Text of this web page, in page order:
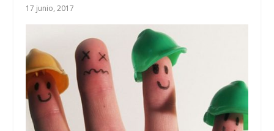
17 junio, 2017